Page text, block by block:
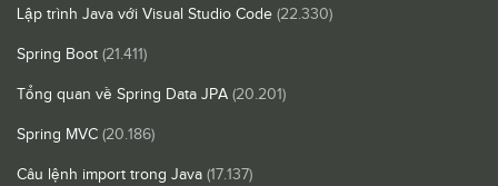
Lập trình Java với Visual Studio Code (22.330)
Spring Boot (21.411)
Tổng quan về Spring Data JPA (20.201)
Spring MVC (20.186)
Câu lệnh import trong Java (17.137)